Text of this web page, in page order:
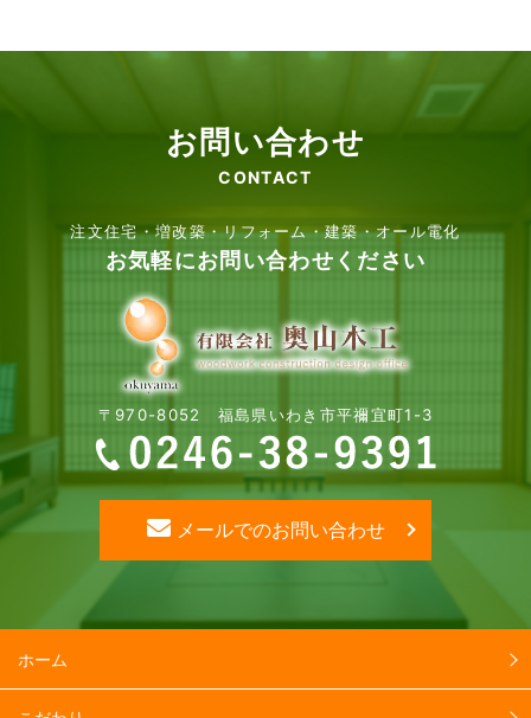
お問い合わせ
CONTACT
注文住宅・増改築・リフォーム・建築・オール電化
お気軽にお問い合わせください
〒970-8052 福島県いわき市平禰宜町1-3
メールでのお問い合わせ
ホーム